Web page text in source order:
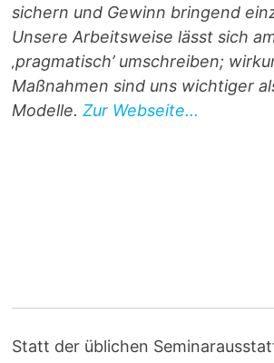
sichern und Gewinn bringend
Unsere Arbeitsweise lässt sich
‚pragmatisch’ umschreiben;
Maßnahmen sind uns wichtiger
Modelle.Zur Webseite...
Statt der üblichen